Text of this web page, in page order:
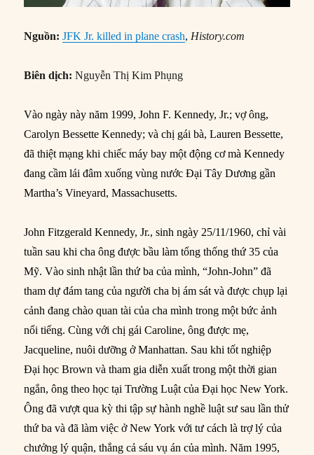
Nguồn: JFK Jr. killed in plane crash, History.com
Biên dịch:Nguyễn Thị Kim Phụng
Vào ngày này năm 1999, John F. Kennedy, Jr.; vợ ông,
Carolyn Bessette Kennedy; và chị gái bà, Lauren Bessette,
đã thiệt mạng khi chiếc máy bay một động cơ mà Kennedy
đang cầm lái đâm xuống vùng nước Đại Tây Dương gần
Martha’s Vineyard, Massachusetts.
John Fitzgerald Kennedy, Jr., sinh ngày 25/11/1960, chỉ vài
tuần sau khi cha ông được bầu làm tổng thống thứ 35 của
Mỹ. Vào sinh nhật lần thứ ba của mình, “John-John” đã
tham dự đám tang của người cha bị ám sát và được chụp lại
cảnh đang chào quan tài của cha mình trong một bức ảnh
nổi tiếng. Cùng với chị gái Caroline, ông được mẹ,
Jacqueline, nuôi dưỡng ở Manhattan. Sau khi tốt nghiệp
Đại học Brown và tham gia diễn xuất trong một thời gian
ngắn, ông theo học tại Trường Luật của Đại học New York.
Ông đã vượt qua kỳ thi tập sự hành nghề luật sư sau lần thử
thứ ba và đã làm việc ở New York với tư cách là trợ lý của
chưởng lý quận, thắng cả sáu vụ án của mình. Năm 1995,